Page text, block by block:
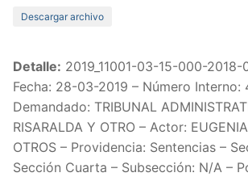
Descargar archivo
Detalle: 2019_11001-03-15-000-
Fecha: 28-03-2019 – Número Interno:
Demandado: TRIBUNAL
RISARALDA Y OTRO – Actor:
OTROS – Providencia: Sentencias –
Sección Cuarta – Subsección: N/A –